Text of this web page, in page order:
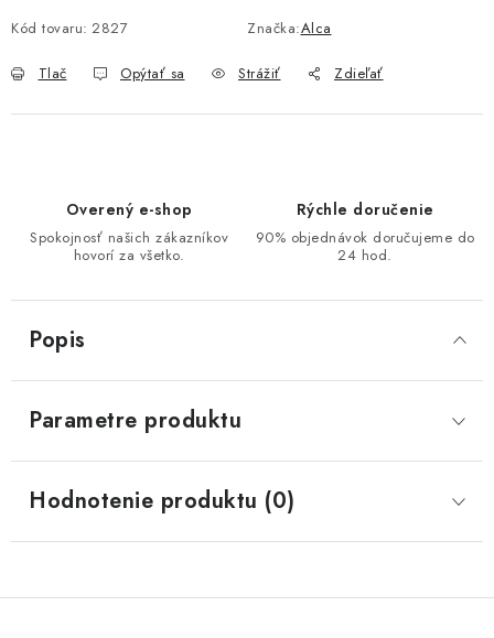
Kód tovaru: 2827 Značka:Alca
Tlač Opýtať sa Strážiť Zdieľať
Overený e-shop
Spokojnosť našich zákazníkov
hovorí za všetko.
Rýchle doručenie
90% objednávok doručujeme do
24 hod.
Popis
Parametre produktu
Hodnotenie produktu (0)